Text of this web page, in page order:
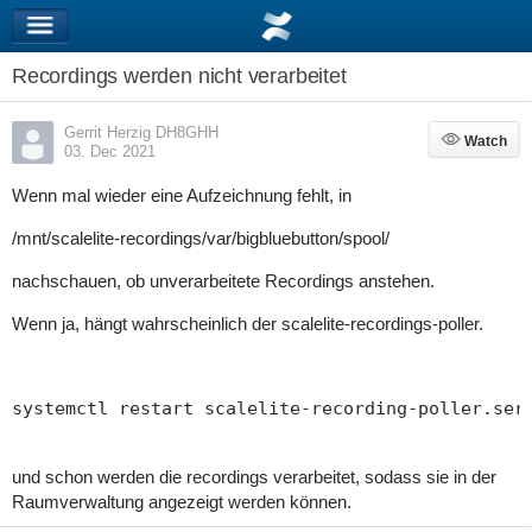
Recordings werden nicht verarbeitet
Gerrit Herzig DH8GHH
03. Dec 2021
Watch
Watch
Wenn mal wieder eine Aufzeichnung fehlt, in
/mnt/scalelite-recordings/var/bigbluebutton/spool/
nachschauen, ob unverarbeitete Recordings anstehen.
Wenn ja, hängt wahrscheinlich der scalelite-recordings-poller.
systemctl restart scalelite-recording-
und schon werden die recordings verarbeitet, sodass sie in der
Raumverwaltung angezeigt werden können.